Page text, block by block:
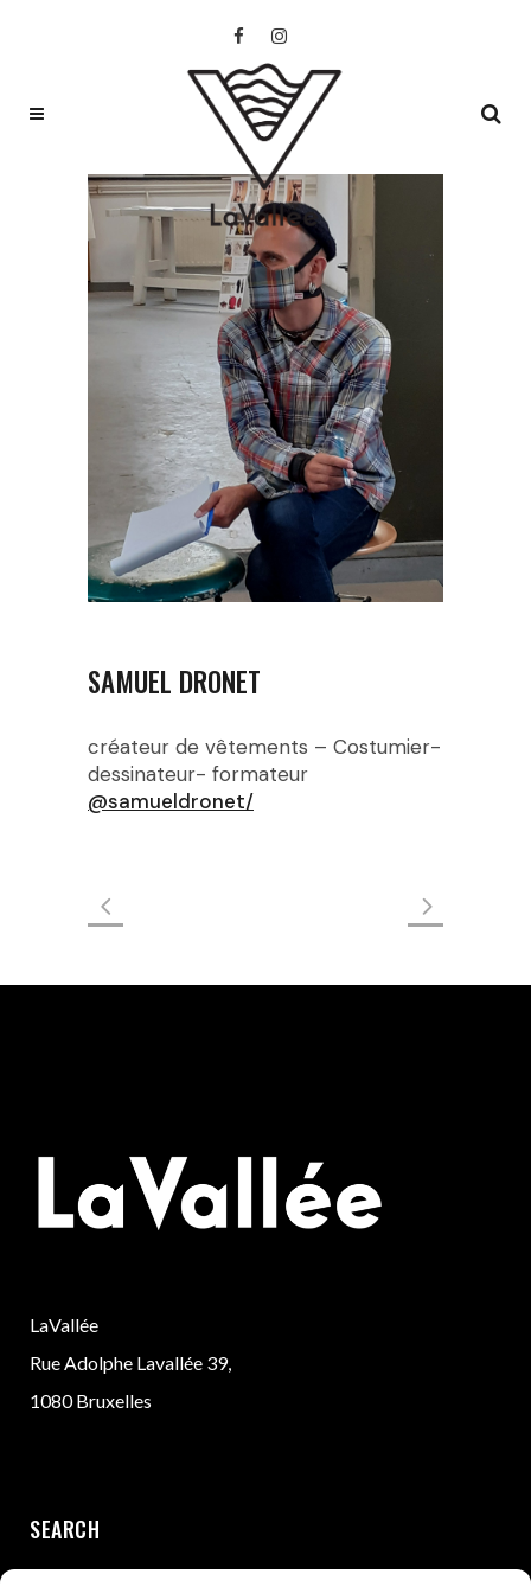
SAMUEL DRONET
créateur de vêtements – Costumier-
dessinateur- formateur
@samueldronet/
LaVallée
Rue Adolphe Lavallée 39,
1080 Bruxelles
SEARCH